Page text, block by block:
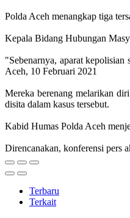
Polda Aceh menangkap tiga
Kepala Bidang Hubungan
"Sebenarnya, aparat
Aceh, 10 Februari 2021
Mereka berenang melarikan
disita dalam kasus tersebut.
Kabid Humas Polda Aceh
Direncanakan, konferensi pers
Terbaru
Terkait